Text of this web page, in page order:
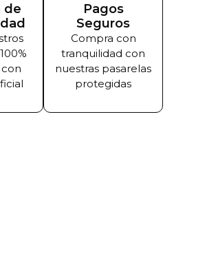
de
con
Pagos
Seguros
Compra con
tranquilidad con
nuestras pasarelas
protegidas